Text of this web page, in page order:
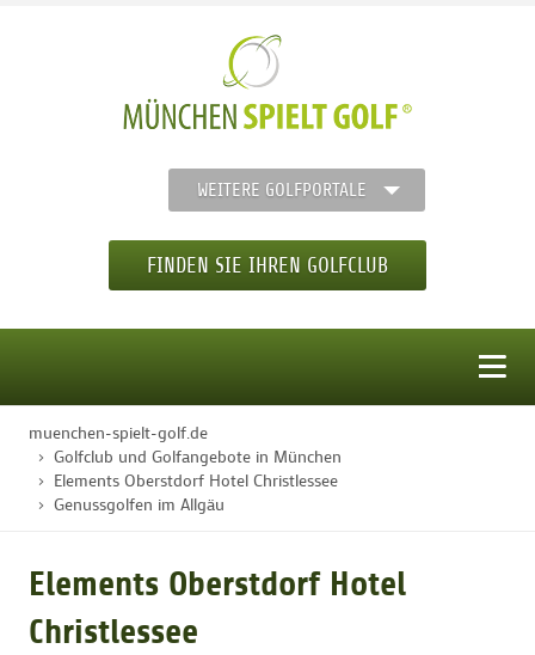
WEITERE GOLFPORTALE
FINDEN SIE IHREN GOLFCLUB
STARTSEITE
GOLFREGION
GOLFTURNIERE
muenchen-spielt-golf.de
Golfclub und Golfangebote in München
Elements Oberstdorf Hotel Christlessee
Genussgolfen im Allgäu
Elements Oberstdorf Hotel
Christlessee